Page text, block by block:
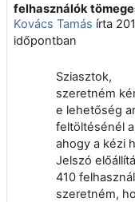
felhasználók
Kovács Tamás írta
időpontban
Válaszok szám: 2
Sziasztok,
szeretném
e lehetőség
feltöltésénél
ahogy a kézi
Jelszó
410
szeretném,